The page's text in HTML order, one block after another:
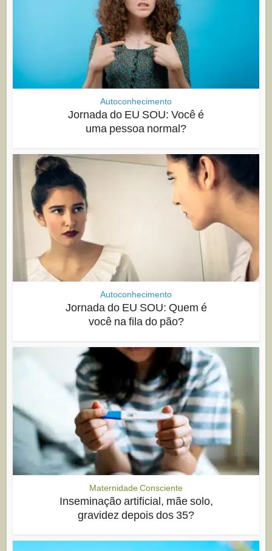
Autoconhecimento
Jornada do EU SOU: Você é
uma pessoa normal?
Autoconhecimento
Jornada do EU SOU: Quem é
você na fila do pão?
Maternidade Consciente
Inseminação artificial, mãe solo,
gravidez depois dos 35?